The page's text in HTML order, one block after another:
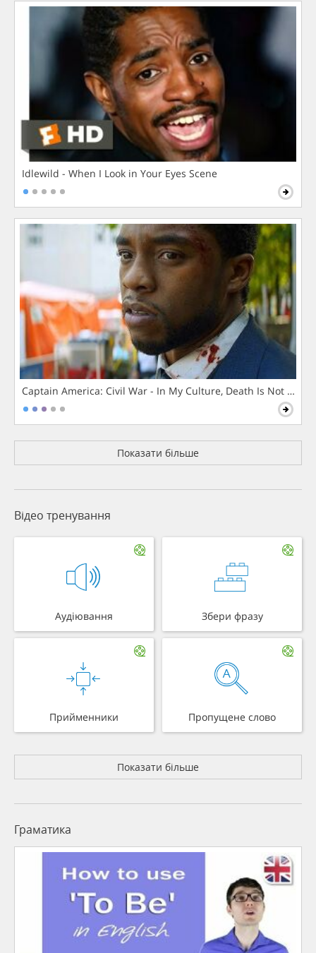
Idlewild - When I Look in Your Eyes Scene
Captain America: Civil War - In My Culture, Death Is Not The
Показати більше
Відео тренування
Аудіювання Збери фразу
Прийменники Пропущене слово
Показати більше
Граматика